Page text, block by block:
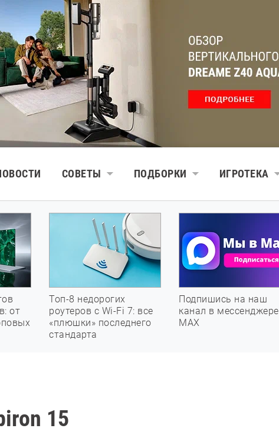
СОВЕТЫ ПОДБОРКИ ИГРОТЕКА
от
Топ-8 недорогих
роутеров с Wi-Fi 7: все
«плюшки» последнего
стандарта
Подпишись на наш
канал в мессенджере
МАХ
15